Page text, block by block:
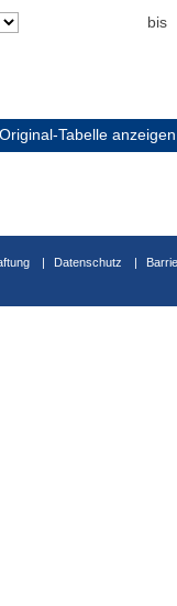
bis
Original-Tabelle anzeigen
Datenschutz